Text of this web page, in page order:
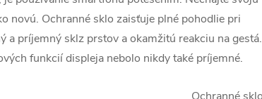
novú. Ochranné sklo zaisťuje plné pohodlie pri
a príjemný sklz prstov a okamžitú reakciu na gestá.
funkcií displeja nebolo nikdy také príjemné.